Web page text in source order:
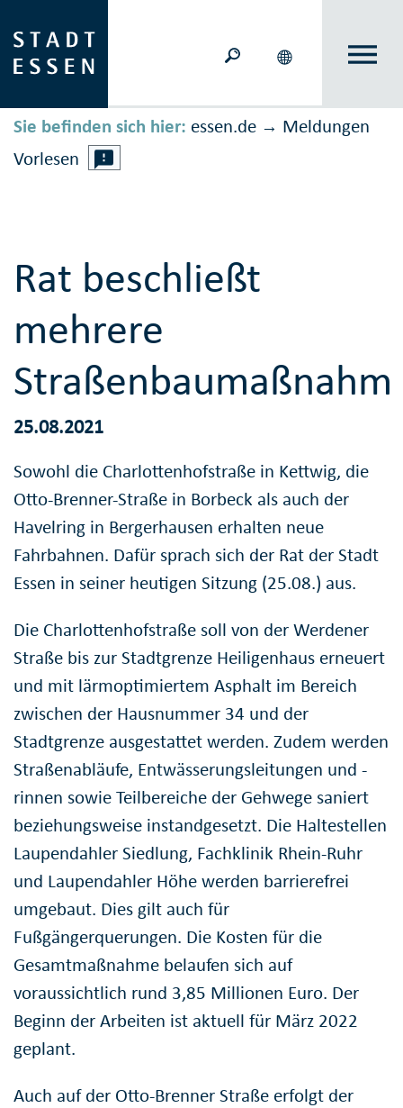
Sie befinden sich hier: essen.de → Meldungen
Vorlesen
Rat beschließt
mehrere
25.08.2021
Sowohl die Charlottenhofstraße in Kettwig, die
Otto-Brenner-Straße in Borbeck als auch der
Havelring in Bergerhausen erhalten neue
Fahrbahnen. Dafür sprach sich der Rat der Stadt
Essen in seiner heutigen Sitzung (25.08.) aus.
Die Charlottenhofstraße soll von der Werdener
Straße bis zur Stadtgrenze Heiligenhaus erneuert
und mit lärmoptimiertem Asphalt im Bereich
zwischen der Hausnummer 34 und der
Stadtgrenze ausgestattet werden. Zudem werden
Straßenabläufe, Entwässerungsleitungen und -
rinnen sowie Teilbereiche der Gehwege saniert
beziehungsweise instandgesetzt. Die Haltestellen
Laupendahler Siedlung, Fachklinik Rhein-Ruhr
und Laupendahler Höhe werden barrierefrei
umgebaut. Dies gilt auch für
Fußgängerquerungen. Die Kosten für die
Gesamtmaßnahme belaufen sich auf
voraussichtlich rund 3,85 Millionen Euro. Der
Beginn der Arbeiten ist aktuell für März 2022
geplant.
Auch auf der Otto-Brenner Straße erfolgt der